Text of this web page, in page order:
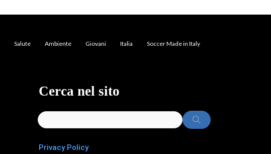
Salute Ambiente Giovani Italia Soccer Made in Italy
Cerca nel sito
Privacy Policy